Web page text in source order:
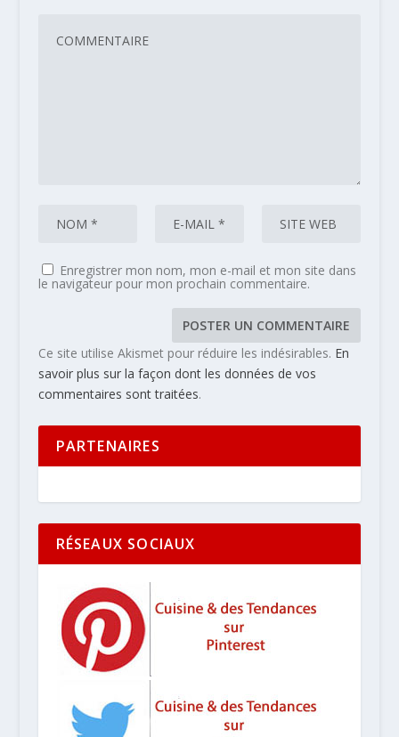
Enregistrer mon nom, mon e-mail et mon site dans
le navigateur pour mon prochain commentaire.
Ce site utilise Akismet pour réduire les indésirables. En
savoir plus sur la façon dont les données de vos
commentaires sont traitées.
PARTENAIRES
RÉSEAUX SOCIAUX